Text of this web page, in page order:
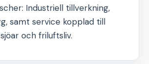
Industriell tillverkning,
samt service kopplad till
och friluftsliv.